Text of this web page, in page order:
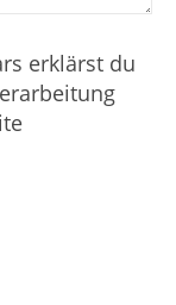
erklärst du